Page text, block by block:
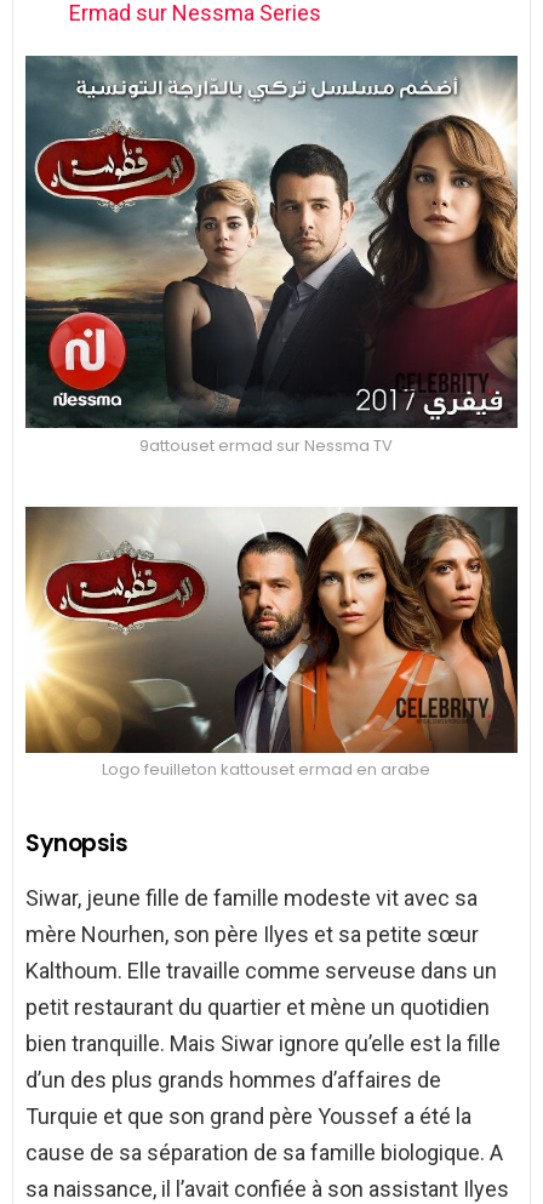
Ermad sur Nessma Series
9attouset ermad sur Nessma TV
Logo feuilleton kattouset ermad en arabe
Synopsis
Siwar, jeune fille de famille modeste vit avec sa
mère Nourhen, son père Ilyes et sa petite sœur
Kalthoum. Elle travaille comme serveuse dans un
petit restaurant du quartier et mène un quotidien
bien tranquille. Mais Siwar ignore qu’elle est la fille
d’un des plus grands hommes d’affaires de
Turquie et que son grand père Youssef a été la
cause de sa séparation de sa famille biologique. A
sa naissance, il l’avait confiée à son assistant Ilyes